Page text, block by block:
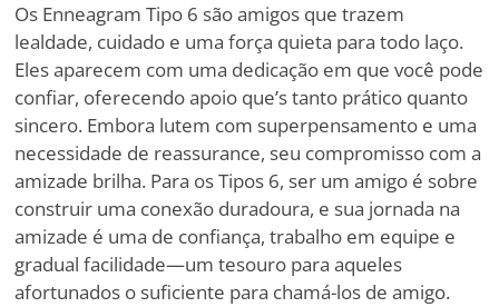
Os Enneagram Tipo 6 são amigos que trazem
lealdade, cuidado e uma força quieta para todo laço.
Eles aparecem com uma dedicação em que você pode
confiar, oferecendo apoio que’s tanto prático quanto
sincero. Embora lutem com superpensamento e uma
necessidade de reassurance, seu compromisso com a
amizade brilha. Para os Tipos 6, ser um amigo é sobre
construir uma conexão duradoura, e sua jornada na
amizade é uma de confiança, trabalho em equipe e
gradual facilidade—um tesouro para aqueles
afortunados o suficiente para chamá-los de amigo.